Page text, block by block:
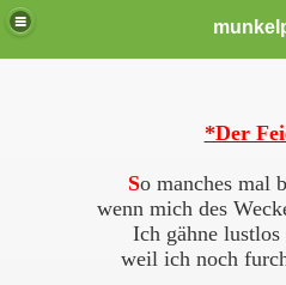
*Der
So manches mal
wenn mich des
Ich gähne
weil ich noch